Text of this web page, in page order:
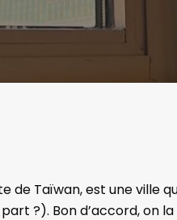
de Taïwan, est une ville
?). Bon d’accord, on